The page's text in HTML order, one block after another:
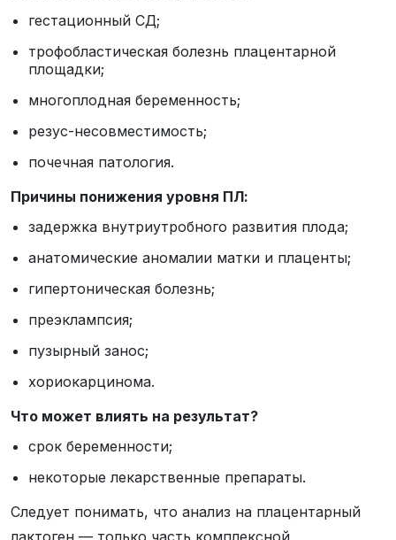
гестационный СД;
трофобластическая болезнь плацентарной
площадки;
многоплодная беременность;
резус-несовместимость;
почечная патология.
Причины понижения уровня ПЛ:
задержка внутриутробного развития плода;
анатомические аномалии матки и плаценты;
гипертоническая болезнь;
преэклампсия;
пузырный занос;
хориокарцинома.
Что может влиять на результат?
срок беременности;
некоторые лекарственные препараты.
Следует понимать, что анализ на плацентарный
лактоген — только часть комплексной